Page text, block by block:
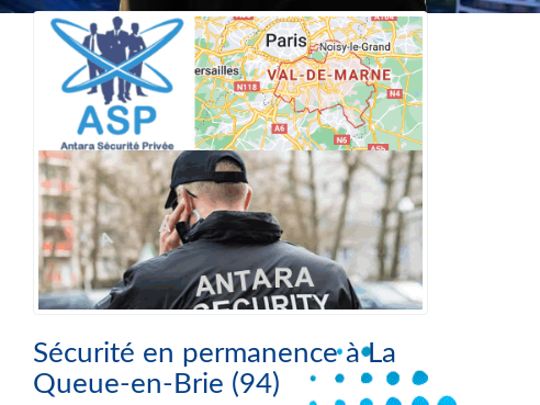
Sécurité en permanence à La
Queue-en-Brie (94)